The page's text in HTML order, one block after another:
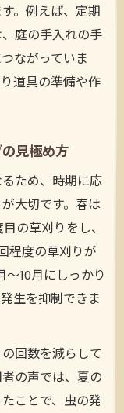
。例えば、定期
庭の手入れの手
ながっていま
道具の準備や作
見極め方
ため、時期に応
大切です。春は
の草刈りをし、
程度の草刈りが
10月にしっかり
生を抑制できま
回数を減らして
の声では、夏の
ことで、虫の発